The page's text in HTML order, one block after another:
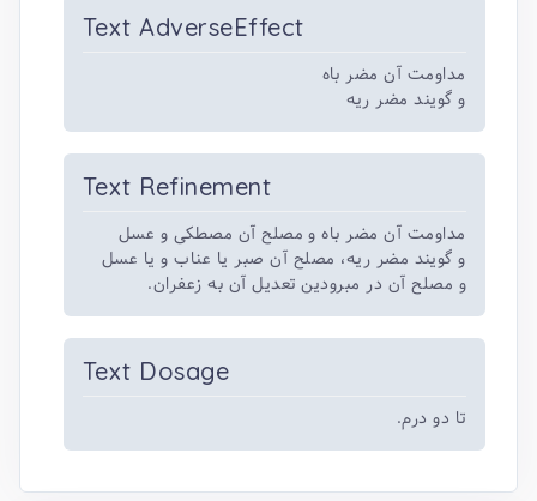
Text AdverseEffect
مداومت آن مضر باه
و گویند مضر ریه
Text Refinement
مداومت آن مضر باه و مصلح آن مصطکی و عسل
و گویند مضر ریه، مصلح آن صبر یا عناب و یا عسل
و مصلح آن در مبرودین تعدیل آن به زعفران.
Text Dosage
تا دو درم.